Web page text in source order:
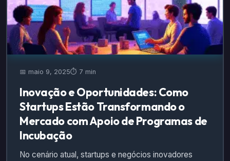
📅 maio 9, 2025⏱️ 7 min
Inovação e Oportunidades: Como
Startups Estão Transformando o
Mercado com Apoio de Programas de
Incubação
No cenário atual, startups e negócios inovadores